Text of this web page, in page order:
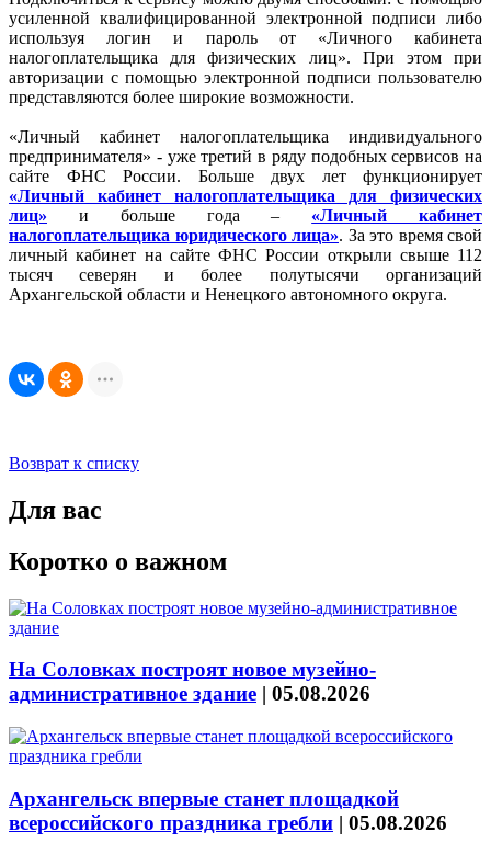
усиленной квалифицированной электронной подписи либо
используя логин и пароль от «Личного кабинета
налогоплательщика для физических лиц». При этом при
авторизации с помощью электронной подписи пользователю
представляются более широкие возможности.
«Личный кабинет налогоплательщика индивидуального
предпринимателя» - уже третий в ряду подобных сервисов на
сайте ФНС России. Больше двух лет функционирует
«Личный кабинет налогоплательщика для физических
лиц» и больше года – «Личный кабинет
налогоплательщика юридического лица». За это время свой
личный кабинет на сайте ФНС России открыли свыше 112
тысяч северян и более полутысячи организаций
Архангельской области и Ненецкого автономного округа.
Возврат к списку
Для вас
Коротко о важном
На Соловках построят новое музейно-
административное здание | 05.08.2026
Архангельск впервые станет площадкой
всероссийского праздника гребли | 05.08.2026